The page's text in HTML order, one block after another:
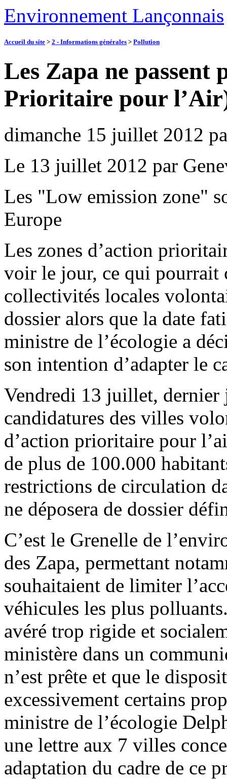
Environnement Lançonnais
Accueil du site > 2 - Informations générales > Pollution
Les Zapa ne passent
Prioritaire pour
dimanche 15 juillet 2012
Le 13 juillet 2012 par
Les "Low emission zone"
Europe
Les zones d’action
voir le jour, ce qui pourrait
collectivités locales
dossier alors que la date
ministre de l’écologie a
son intention d’adapter le
Vendredi 13 juillet, dernier
candidatures des villes
d’action prioritaire pour
de plus de 100.000
restrictions de circulation
ne déposera de dossier
C’est le Grenelle de
des Zapa, permettant
souhaitaient de limiter
véhicules les plus
avéré trop rigide et
ministère dans un
n’est prête et que le
excessivement certains
ministre de l’écologie
une lettre aux 7 villes
adaptation du cadre de ce